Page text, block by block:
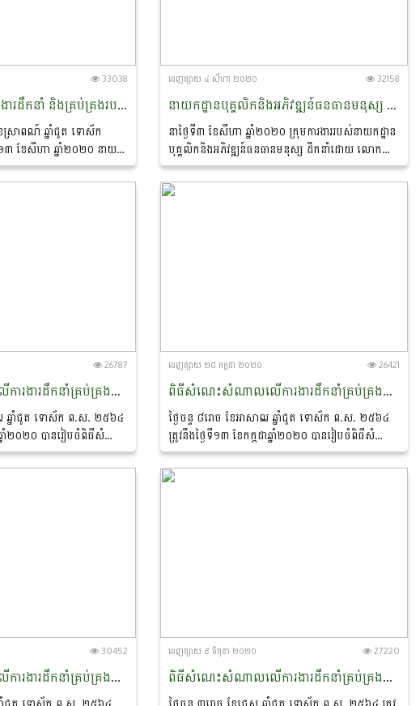
33038
កិច្ចប្រជុំផ្ទៃក្នុង ស្តីពីការងារដឹកនាំ និងគ្រប់គ្រងរបស់អង្គភាព
ស្រាពណ៍ ឆ្នាំជូត ទោស័ក
៣ ខែសីហា ឆ្នាំ២០២០ នាយក
ធានមនុស្ស បានរៀបចំកិច្ចប្រជុំ
ចេញ​ផ្សាយ​ ៤ សីហា ២០២០ 32158
នាយកដ្ឋានបុគ្គលិកនិងអភិវឌ្ឍន៍ធនធានមនុស្ស ដឹកនាំដោយ លោក ហេង ប៊ុននី អនុប្រធាននាយកដ្ឋាន បានចុះសិក្សាតម្រូវការនៃការប្រើប្រាស់ធនធានមនុស្សបច្ចុប្បន្ន នៅមជ្ឍមណ្ឌលព័ត៌មាននិងឯកសារកសិកម្មនៃក្រសួងកសិកម្ម រុក្ខាប្រមាញ់ និងនេសាទ
នាថ្ងៃទី៣ ខែសីហា ឆ្នាំ២០២០ ក្រុមការងាររបស់នាយកដ្ឋាន
បុគ្គលិកនិងអភិវឌ្ឍន៍ធនធានមនុស្ស ដឹកនាំដោយ លោក
ហេង ប៊ុននី អនុប្រធាននាយកដ្ឋាន បានចុះសិក្សាតម្រូវការនៃ
ការប្រើប្រាស់ធនធានមនុស្សបច្ចុប្បន្ន...
26787
ពិធីសំណេះសំណាលលេីការងារដឹកនាំគ្រប់គ្រងមន្ទីរកសិកម្ម រុក្ខាប្រមាញ់ និងនេសាទខេត្តព្រះសីហនុ
ឍ ឆ្នាំជូត ទោស័ក ព.ស. ២៥៦៤
នាំ២០២០ បានរៀបចំពិធីសំណេះ
រងមន្ទីរកសិកម្ម រុក្ខាប្រមាញ់
ចេញ​ផ្សាយ​ ២៨ កក្កដា ២០២០ 26421
ពិធីសំណេះសំណាលលេីការងារដឹកនាំគ្រប់គ្រងមន្ទីរកសិកម្ម រុក្ខាប្រមាញ់ និងនេសាទខេត្តកោះកុង
ថ្ងៃចន្ទ ៨រោច ខែអាសាឍ ឆ្នាំជូត ទោស័ក ព.ស. ២៥៦៤
ត្រូវនឹងថ្ងៃទី១៣ ខែកក្កដាឆ្នាំ២០២០ បានរៀបចំពិធីសំណេះ
សំណាលលេីការងារដឹកនាំគ្រប់គ្រងមន្ទីរកសិកម្ម រុក្ខាប្រមាញ់
និងនេសាទខេត្តកោះកុង...
30452
ពិធីសំណេះសំណាលលេីការងារដឹកនាំគ្រប់គ្រងមន្ទីរកសិកម្ម រុក្ខាប្រមាញ់ និងនេសាទខេត្តមណ្ឌលគិរី
ឆ្នាំជូត ទោស័ក ព.ស. ២៥៦៤
ចេញ​ផ្សាយ​ ៩ មិថុនា ២០២០ 27220
ពិធីសំណេះសំណាលលេីការងារដឹកនាំគ្រប់គ្រងមន្ទីរកសិកម្ម រុក្ខាប្រមាញ់ និងនេសាទខេត្តរតនគិរី
ថ្ងៃចន្ទ ៣រោច ខែជេស្ឋ ឆ្នាំជូត ទោស័ក ព.ស. ២៥៦៤ ត្រូវ